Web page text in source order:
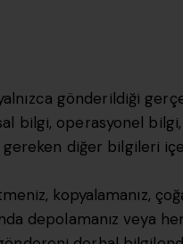
gönderildiği
bilgi, operasyonel bilgi,
gereken diğer bilgileri
kopyalamanız,
depolamanız veya